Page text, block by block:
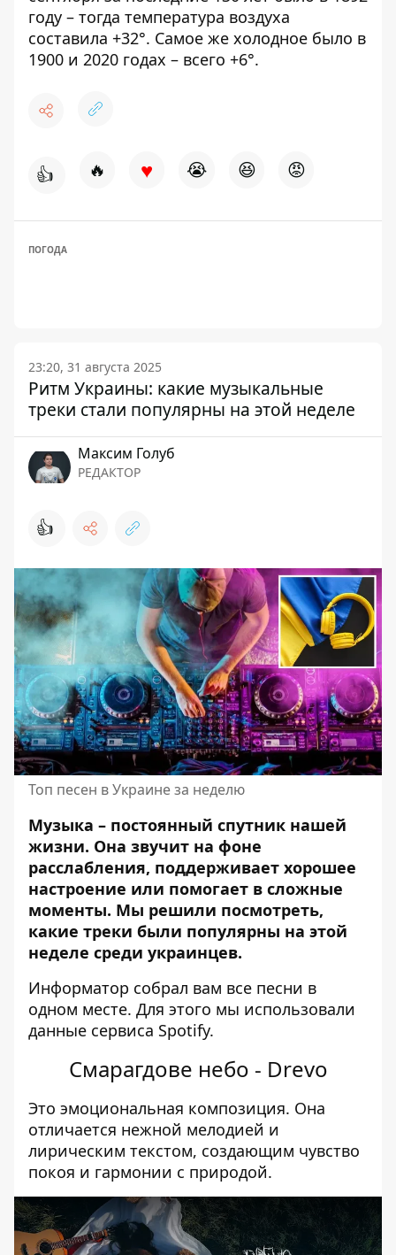
году – тогда температура воздуха
составила +32°. Самое же холодное было в
1900 и 2020 годах – всего +6°.
👍 🔥 ♥ 😭 😆 😡
ПОГОДА
23:20, 31 августа 2025
Ритм Украины: какие музыкальные
треки стали популярны на этой неделе
Максим Голуб
РЕДАКТОР
👍
Топ песен в Украине за неделю
Музыка – постоянный спутник нашей
жизни. Она звучит на фоне
расслабления, поддерживает хорошее
настроение или помогает в сложные
моменты. Мы решили посмотреть,
какие треки были популярны на этой
неделе среди украинцев.
Информатор собрал вам все песни в
одном месте. Для этого мы использовали
данные сервиса Spotify.
Смарагдове небо - Drevo
Это эмоциональная композиция. Она
отличается нежной мелодией и
лирическим текстом, создающим чувство
покоя и гармонии с природой.